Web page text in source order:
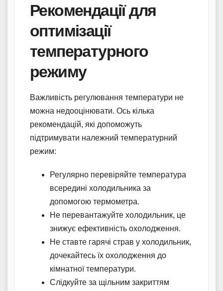
Рекомендації для
оптимізації
температурного
режиму
Важливість регулювання температури не
можна недооцінювати. Ось кілька
рекомендацій, які допоможуть
підтримувати належний температурний
режим:
Регулярно перевіряйте температура
всередині холодильника за
допомогою термометра.
Не перевантажуйте холодильник, це
знижує ефективність охолодження.
Не ставте гарячі страв у холодильник,
дочекайтесь їх охолодження до
кімнатної температури.
Слідкуйте за щільним закриттям